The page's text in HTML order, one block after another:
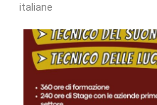
italiane